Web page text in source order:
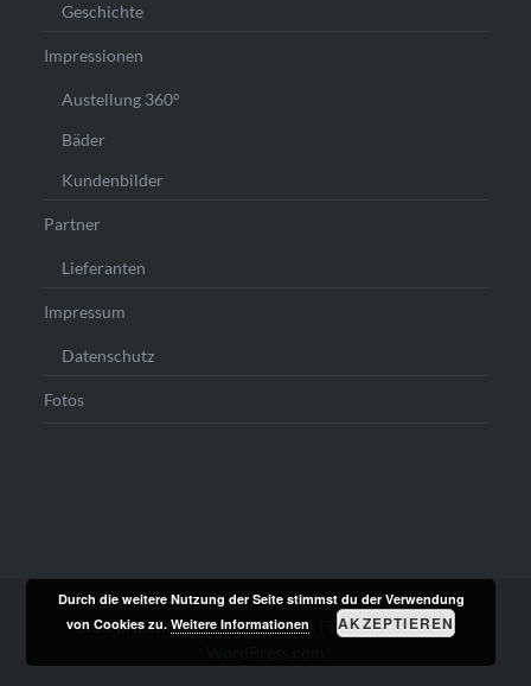
Geschichte
Impressionen
Austellung 360°
Bäder
Kundenbilder
Partner
Lieferanten
Impressum
Datenschutz
Fotos
Stolz präsentiert von WordPress
Theme: Dyad von
Durch die weitere Nutzung der Seite stimmst du der Verwendung
von Cookies zu.Weitere Informationen AKZEPTIEREN